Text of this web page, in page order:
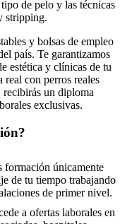
de pelo y las técnicas
stripping.
y bolsas de empleo
país. Te garantizamos
estética y clínicas de tu
real con perros reales
un diploma
exclusivas.
formación únicamente
de tu tiempo trabajando
de primer nivel.
a ofertas laborales en